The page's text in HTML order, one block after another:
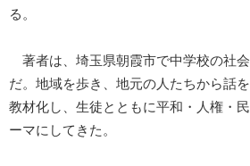
る。
著者は、埼玉県朝霞市で中学校の社
だ。地域を歩き、地元の人たちから話
教材化し、生徒とともに平和・人権・
ーマにしてきた。